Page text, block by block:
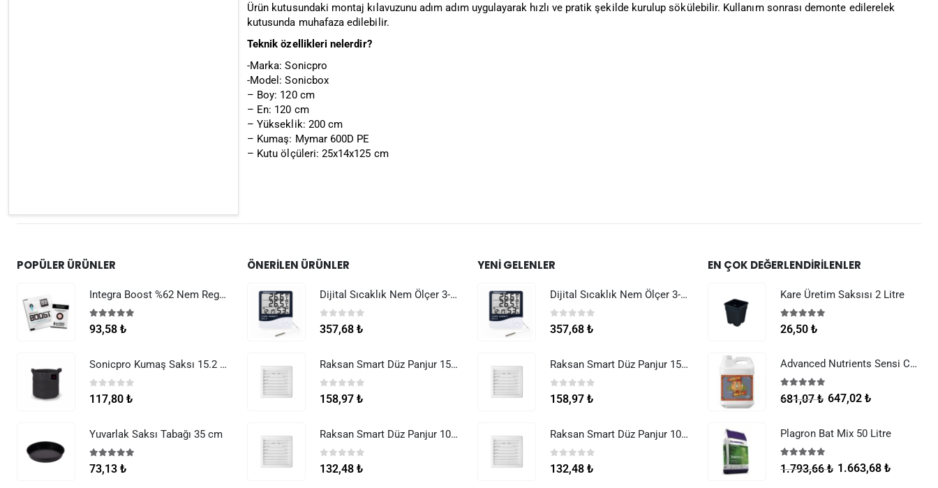
Ürün kutusundaki montaj kılavuzunu adım adım uygulayarak hızlı ve pratik şekilde kurulup sökülebilir. Kullanım sonrası demonte edilerelek
kutusunda muhafaza edilebilir.
Teknik özellikleri nelerdir?
-Marka: Sonicpro
-Model: Sonicbox
– Boy: 120 cm
– En: 120 cm
– Yükseklik: 200 cm
– Kumaş: Mymar 600D PE
– Kutu ölçüleri: 25x14x125 cm
POPÜLER ÜRÜNLER
Integra Boost %62 Nem Regülatörü 8 g
5.005 üzerinden
93,58 ₺
Sonicpro Kumaş Saksı 15.2 Litre (4 Galon)
0 5 üzerinden
117,80 ₺
Yuvarlak Saksı Tabağı 35 cm
5.00 5 üzerinden
73,13 ₺
ÖNERILEN ÜRÜNLER
Dijital Sıcaklık Nem Ölçer 3-1 Sensör Kablolu
05 üzerinden
357,68 ₺
Raksan Smart Düz Panjur 150 mm Sinek Telli
0 5 üzerinden
158,97 ₺
Raksan Smart Düz Panjur 100 mm Sinek Telli
0 5 üzerinden
132,48 ₺
YENI GELENLER
Dijital Sıcaklık Nem Ölçer 3-1 Sensör Kablolu
05 üzerinden
357,68 ₺
Raksan Smart Düz Panjur 150 mm Sinek Telli
0 5 üzerinden
158,97 ₺
Raksan Smart Düz Panjur 100 mm Sinek Telli
0 5 üzerinden
132,48 ₺
EN ÇOK DEĞERLENDIRILENLER
Kare Üretim Saksısı 2 Litre
5.005 üzerinden
26,50 ₺
Advanced Nutrients Sensi Cal Mag Xtra 250 ml
5.00 5 üzerinden
681,07₺ 647,02 ₺
Plagron Bat Mix 50 Litre
5.00 5 üzerinden
1.793,66₺ 1.663,68 ₺